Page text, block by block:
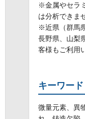
※金属やセラ
は分析できま
※近県（群馬
長野県、山梨
客様もご利用
キーワード
微量元素、異